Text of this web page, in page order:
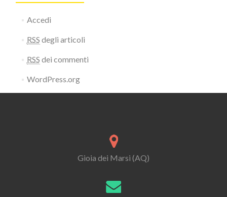
Accedi
RSS degli articoli
RSS dei commenti
WordPress.org
Gioia dei Marsi (AQ)